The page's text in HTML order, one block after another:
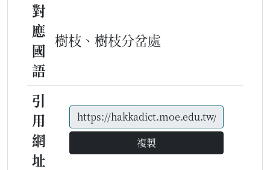
對
應
國
語
樹枝、樹枝分岔處
引
用
網
址
複製